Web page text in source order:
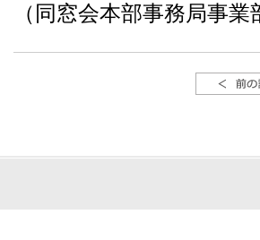
（同窓会本部事務局事